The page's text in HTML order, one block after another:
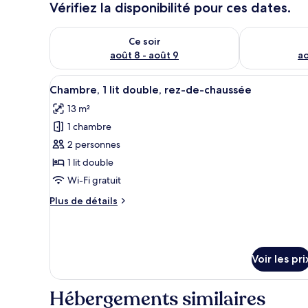
Vérifiez la disponibilité pour ces dates.
Ce soir
août 8 - août 9
Vérifier la disponibilité pour ce soir août 8 - août 9
Vérifier la
Afficher
toutes
les
photos
pour
ce
type
chambre :
double,
rez-
de-
Une chambre à coucher
4
Chambre, 1 lit double, rez-de-chaussée
13 m²
1 chambre
2 personnes
1 lit double
Wi-Fi gratuit
Plus de détails
Plus
de
Chambre,
Voir les
Hébergements similaires